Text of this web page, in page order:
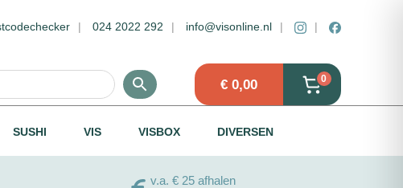
024 2022 292 info@visonline.nl
€0,00 0
SUSHI VIS VISBOX DIVERSEN
v.a. € 25 afhalen